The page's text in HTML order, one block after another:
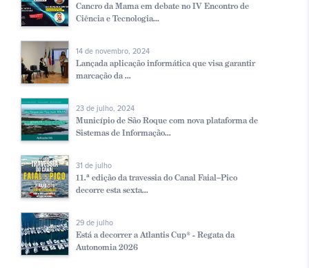
Cancro da Mama em debate no IV Encontro de
Ciência e Tecnologia...
14 de novembro, 2024
Lançada aplicação informática que visa garantir
marcação da ...
23 de julho, 2024
Município de São Roque com nova plataforma de
Sistemas de Informação...
31 de julho
11.ª edição da travessia do Canal Faial–Pico
decorre esta sexta...
29 de julho
Está a decorrer a Atlantis Cup® - Regata da
Autonomia 2026